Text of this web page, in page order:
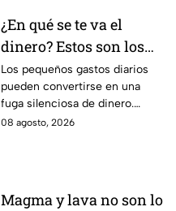
¿En qué se te va el
dinero? Estos son los
gastos hormiga que
pueden vaciar tu
bolsillo
Los pequeños gastos diarios
pueden convertirse en una
fuga silenciosa de dinero.
Identificar los llamados gastos
08 agosto, 2026
Magma y lava no son lo